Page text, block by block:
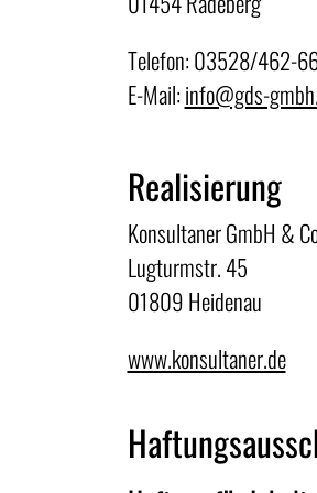
Telefon: 03528/462-
E-Mail:info@gds-
Realisierung
Konsultaner GmbH &
Lugturmstr. 45
01809 Heidenau
www.konsultaner.de